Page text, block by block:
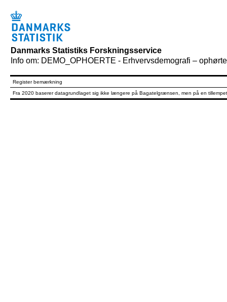
Danmarks Statistiks Forskningsservice
Info om: DEMO_OPHOERTE - Erhvervsdemografi –
Register bemærkning
Fra 2020 baserer datagrundlaget sig ikke længere på Bagatelgrænsen, men på en